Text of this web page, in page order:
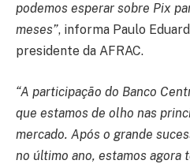
podemos esperar sobre Pix
meses”, informa Paulo
presidente da AFRAC.
“A participação do Banco
que estamos de olho nas
mercado. Após o grande
no último ano, estamos agora